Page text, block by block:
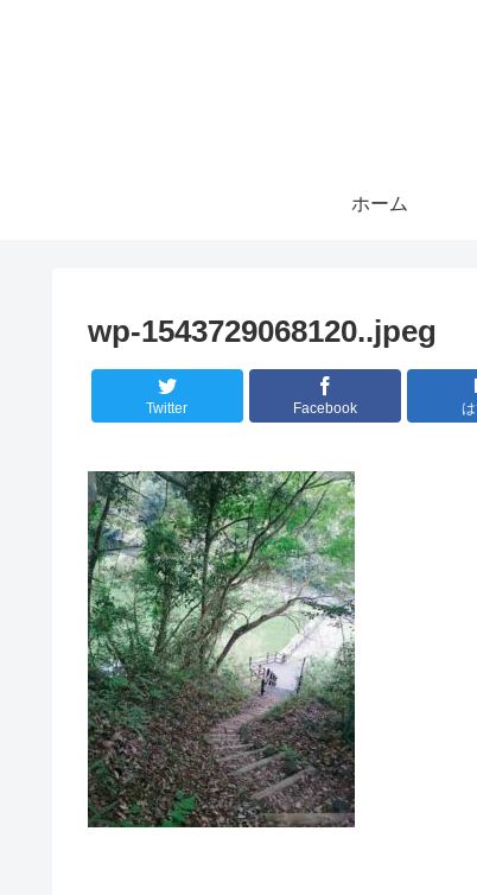
ホーム
wp-1543729068120..jpeg
Twitter Facebook